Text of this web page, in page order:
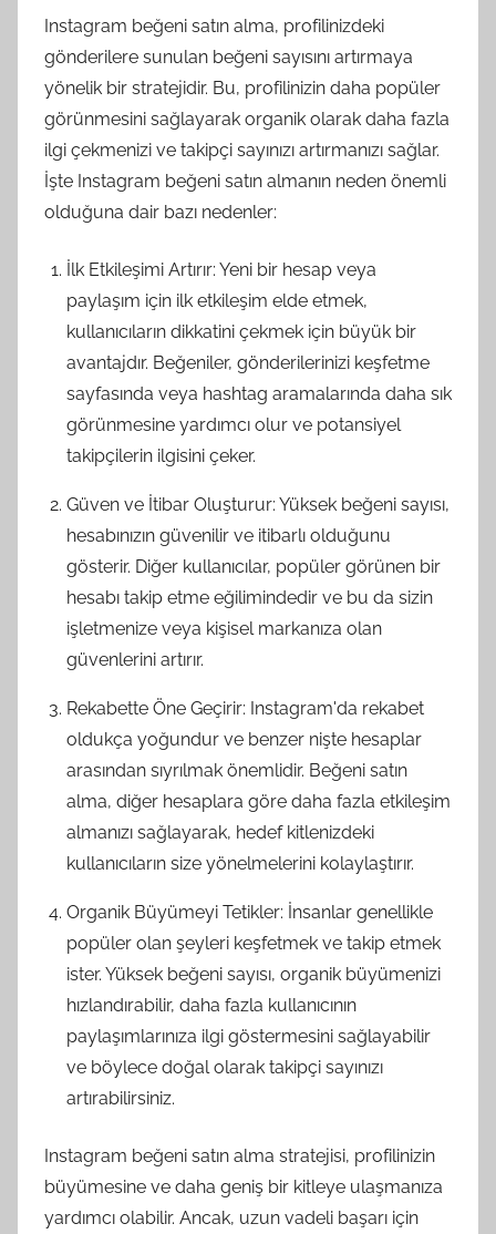
Instagram beğeni satın alma, profilinizdeki
gönderilere sunulan beğeni sayısını artırmaya
yönelik bir stratejidir. Bu, profilinizin daha popüler
görünmesini sağlayarak organik olarak daha fazla
ilgi çekmenizi ve takipçi sayınızı artırmanızı sağlar.
İşte Instagram beğeni satın almanın neden önemli
olduğuna dair bazı nedenler:
İlk Etkileşimi Artırır: Yeni bir hesap veya
paylaşım için ilk etkileşim elde etmek,
kullanıcıların dikkatini çekmek için büyük bir
avantajdır. Beğeniler, gönderilerinizi keşfetme
sayfasında veya hashtag aramalarında daha sık
görünmesine yardımcı olur ve potansiyel
takipçilerin ilgisini çeker.
Güven ve İtibar Oluşturur: Yüksek beğeni sayısı,
hesabınızın güvenilir ve itibarlı olduğunu
gösterir. Diğer kullanıcılar, popüler görünen bir
hesabı takip etme eğilimindedir ve bu da sizin
işletmenize veya kişisel markanıza olan
güvenlerini artırır.
Rekabette Öne Geçirir: Instagram'da rekabet
oldukça yoğundur ve benzer nişte hesaplar
arasından sıyrılmak önemlidir. Beğeni satın
alma, diğer hesaplara göre daha fazla etkileşim
almanızı sağlayarak, hedef kitlenizdeki
kullanıcıların size yönelmelerini kolaylaştırır.
Organik Büyümeyi Tetikler: İnsanlar genellikle
popüler olan şeyleri keşfetmek ve takip etmek
ister. Yüksek beğeni sayısı, organik büyümenizi
hızlandırabilir, daha fazla kullanıcının
paylaşımlarınıza ilgi göstermesini sağlayabilir
ve böylece doğal olarak takipçi sayınızı
artırabilirsiniz.
Instagram beğeni satın alma stratejisi, profilinizin
büyümesine ve daha geniş bir kitleye ulaşmanıza
yardımcı olabilir. Ancak, uzun vadeli başarı için